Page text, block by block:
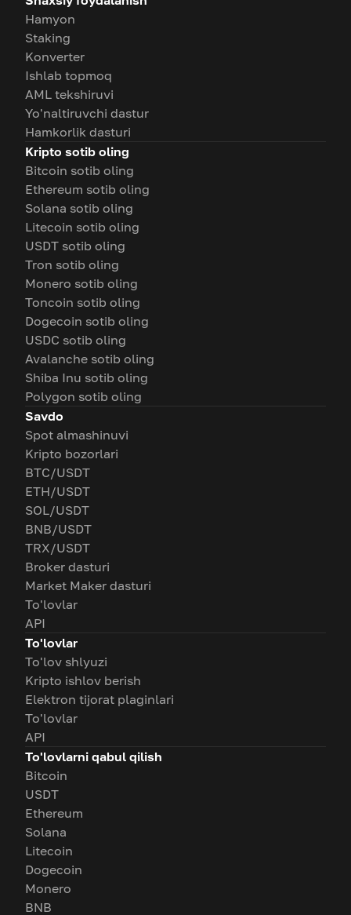
Hamyon
Staking
Konverter
Ishlab topmoq
AML tekshiruvi
Yo'naltiruvchi dastur
Hamkorlik dasturi
Kripto sotib oling
Bitcoin sotib oling
Ethereum sotib oling
Solana sotib oling
Litecoin sotib oling
USDT sotib oling
Tron sotib oling
Monero sotib oling
Toncoin sotib oling
Dogecoin sotib oling
USDC sotib oling
Avalanche sotib oling
Shiba Inu sotib oling
Polygon sotib oling
Savdo
Spot almashinuvi
Kripto bozorlari
BTC/USDT
ETH/USDT
SOL/USDT
BNB/USDT
TRX/USDT
Broker dasturi
Market Maker dasturi
To'lovlar
API
To'lovlar
To'lov shlyuzi
Kripto ishlov berish
Elektron tijorat plaginlari
To'lovlar
API
To'lovlarni qabul qilish
Bitcoin
USDT
Ethereum
Solana
Litecoin
Dogecoin
Monero
BNB